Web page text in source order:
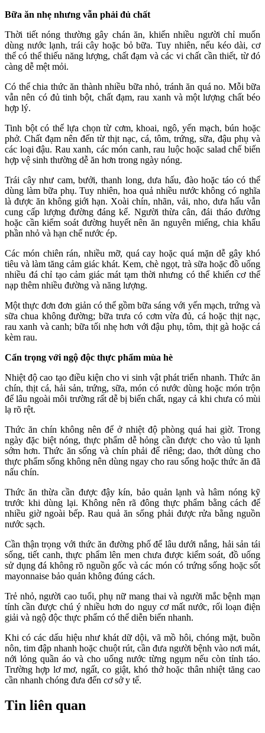
Bữa ăn nhẹ nhưng vẫn phải đủ chất
Thời tiết nóng thường gây chán ăn, khiến nhiều người chỉ muốn
dùng nước lạnh, trái cây hoặc bỏ bữa. Tuy nhiên, nếu kéo dài, cơ
thể có thể thiếu năng lượng, chất đạm và các vi chất cần thiết, từ đó
càng dễ mệt mỏi.
Có thể chia thức ăn thành nhiều bữa nhỏ, tránh ăn quá no. Mỗi bữa
vẫn nên có đủ tinh bột, chất đạm, rau xanh và một lượng chất béo
hợp lý.
Tinh bột có thể lựa chọn từ cơm, khoai, ngô, yến mạch, bún hoặc
phở. Chất đạm nên đến từ thịt nạc, cá, tôm, trứng, sữa, đậu phụ và
các loại đậu. Rau xanh, các món canh, rau luộc hoặc salad chế biến
hợp vệ sinh thường dễ ăn hơn trong ngày nóng.
Trái cây như cam, bưởi, thanh long, dưa hấu, đào hoặc táo có thể
dùng làm bữa phụ. Tuy nhiên, hoa quả nhiều nước không có nghĩa
là được ăn không giới hạn. Xoài chín, nhãn, vải, nho, dưa hấu vẫn
cung cấp lượng đường đáng kể. Người thừa cân, đái tháo đường
hoặc cần kiểm soát đường huyết nên ăn nguyên miếng, chia khẩu
phần nhỏ và hạn chế nước ép.
Các món chiên rán, nhiều mỡ, quá cay hoặc quá mặn dễ gây khó
tiêu và làm tăng cảm giác khát. Kem, chè ngọt, trà sữa hoặc đồ uống
nhiều đá chỉ tạo cảm giác mát tạm thời nhưng có thể khiến cơ thể
nạp thêm nhiều đường và năng lượng.
Một thực đơn đơn giản có thể gồm bữa sáng với yến mạch, trứng và
sữa chua không đường; bữa trưa có cơm vừa đủ, cá hoặc thịt nạc,
rau xanh và canh; bữa tối nhẹ hơn với đậu phụ, tôm, thịt gà hoặc cá
kèm rau.
Cẩn trọng với ngộ độc thực phẩm mùa hè
Nhiệt độ cao tạo điều kiện cho vi sinh vật phát triển nhanh. Thức ăn
chín, thịt cá, hải sản, trứng, sữa, món có nước dùng hoặc món trộn
để lâu ngoài môi trường rất dễ bị biến chất, ngay cả khi chưa có mùi
lạ rõ rệt.
Thức ăn chín không nên để ở nhiệt độ phòng quá hai giờ. Trong
ngày đặc biệt nóng, thực phẩm dễ hỏng cần được cho vào tủ lạnh
sớm hơn. Thức ăn sống và chín phải để riêng; dao, thớt dùng cho
thực phẩm sống không nên dùng ngay cho rau sống hoặc thức ăn đã
nấu chín.
Thức ăn thừa cần được đậy kín, bảo quản lạnh và hâm nóng kỹ
trước khi dùng lại. Không nên rã đông thực phẩm bằng cách để
nhiều giờ ngoài bếp. Rau quả ăn sống phải được rửa bằng nguồn
nước sạch.
Cần thận trọng với thức ăn đường phố để lâu dưới nắng, hải sản tái
sống, tiết canh, thực phẩm lên men chưa được kiểm soát, đồ uống
sử dụng đá không rõ nguồn gốc và các món có trứng sống hoặc sốt
mayonnaise bảo quản không đúng cách.
Trẻ nhỏ, người cao tuổi, phụ nữ mang thai và người mắc bệnh mạn
tính cần được chú ý nhiều hơn do nguy cơ mất nước, rối loạn điện
giải và ngộ độc thực phẩm có thể diễn biến nhanh.
Khi có các dấu hiệu như khát dữ dội, vã mồ hôi, chóng mặt, buồn
nôn, tim đập nhanh hoặc chuột rút, cần đưa người bệnh vào nơi mát,
nới lỏng quần áo và cho uống nước từng ngụm nếu còn tỉnh táo.
Trường hợp lơ mơ, ngất, co giật, khó thở hoặc thân nhiệt tăng cao
cần nhanh chóng đưa đến cơ sở y tế.
Tin liên quan